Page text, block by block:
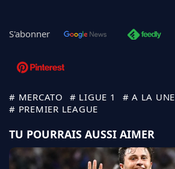
S'abonner
# MERCATO # LIGUE 1
# A LA UNE
# PREMIER LEAGUE
TU POURRAIS AUSSI AIMER